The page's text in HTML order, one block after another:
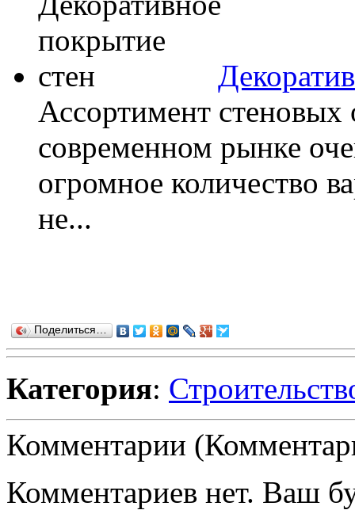
Ассортимент стеновых
современном рынке
огромное количество
не...
Поделиться…
Категория:
Комментарии
Комментариев нет. Ваш